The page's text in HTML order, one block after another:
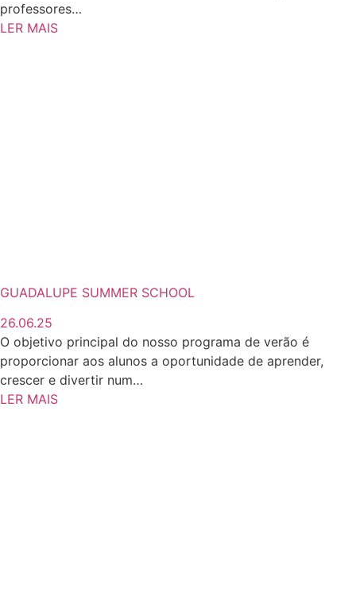
professores…
LER MAIS
GUADALUPE SUMMER SCHOOL
26.06.25
O objetivo principal do nosso programa de verão é
proporcionar aos alunos a oportunidade de aprender,
crescer e divertir num…
LER MAIS